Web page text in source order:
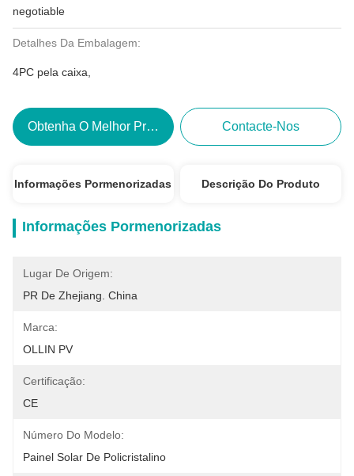
negotiable
Detalhes Da Embalagem:
4PC pela caixa,
Obtenha O Melhor Preço Contacte-Nos
Informações Pormenorizadas Descrição Do Produto
Informações Pormenorizadas
Lugar De Origem:
PR De Zhejiang. China
Marca:
OLLIN PV
Certificação:
CE
Número Do Modelo:
Painel Solar De Policristalino